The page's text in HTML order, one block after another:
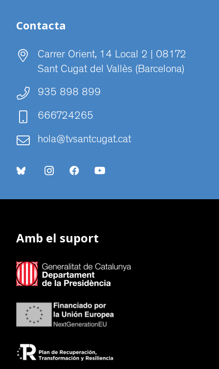
Contacta
Carrer Orient, 14 Local 2 | 08172
Sant Cugat del Vallès (Barcelona)
935 898 899
666724265
hola@tvsantcugat.cat
Amb el suport